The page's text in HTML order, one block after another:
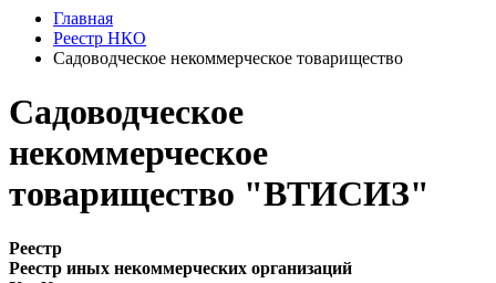
Главная
Реестр НКО
Садоводческое некоммерческое товарищество
Садоводческое
некоммерческое
товарищество "ВТИСИЗ"
Реестр
Реестр иных некоммерческих организаций